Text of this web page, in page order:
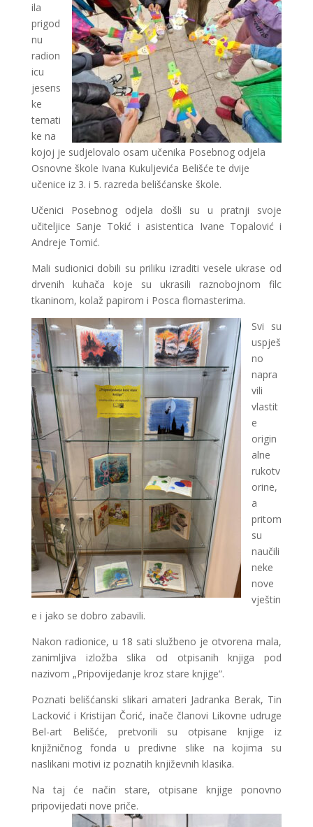
ila
prigod
nu
radion
icu
jesens
ke
temati
ke na
kojoj je sudjelovalo osam učenika Posebnog odjela
Osnovne škole Ivana Kukuljevića Belišće te dvije
učenice iz 3. i 5. razreda belišćanske škole.
Učenici Posebnog odjela došli su u pratnji svoje
učiteljice Sanje Tokić i asistentica Ivane Topalović i
Andreje Tomić.
Mali sudionici dobili su priliku izraditi vesele ukrase od
drvenih kuhača koje su ukrasili raznobojnom filc
tkaninom, kolaž papirom i Posca flomasterima.
Svi su
uspješ
no
napra
vili
vlastit
e
origin
alne
rukotv
orine,
a
pritom
su
naučili
neke
nove
vještin
e i jako se dobro zabavili.
Nakon radionice, u 18 sati službeno je otvorena mala,
zanimljiva izložba slika od otpisanih knjiga pod
nazivom „Pripovijedanje kroz stare knjige“.
Poznati belišćanski slikari amateri Jadranka Berak, Tin
Lacković i Kristijan Čorić, inače članovi Likovne udruge
Bel-art Belišće, pretvorili su otpisane knjige iz
knjižničnog fonda u predivne slike na kojima su
naslikani motivi iz poznatih književnih klasika.
Na taj će način stare, otpisane knjige ponovno
pripovijedati nove priče.